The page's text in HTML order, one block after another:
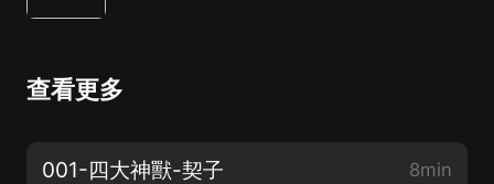
查看更多
001-四大神獸-契子 8min